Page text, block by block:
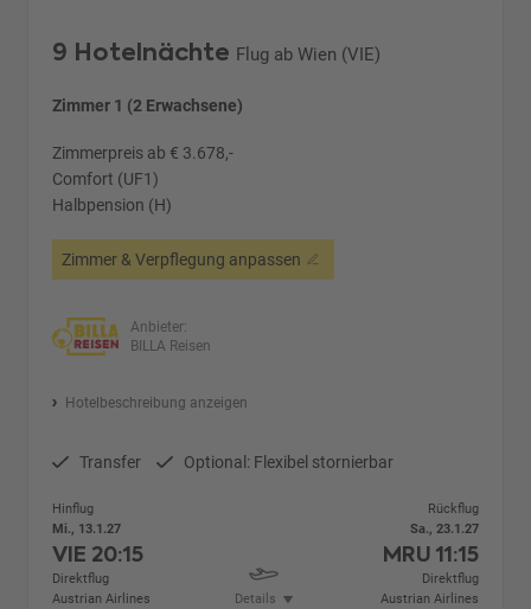
9 Hotelnächte Flug ab Wien (VIE)
Zimmer 1 (2 Erwachsene)
Zimmerpreis ab € 3.678,-
Comfort (UF1)
Halbpension (H)
Zimmer & Verpflegung anpassen
Anbieter:
BILLA Reisen
Hotelbeschreibung anzeigen
Transfer Optional: Flexibel stornierbar
Hinflug
Mi., 13.1.27
VIE 20:15
Direktflug
Austrian Airlines
Details
Rückflug
Sa., 23.1.27
MRU 11:15
Direktflug
Austrian Airlines